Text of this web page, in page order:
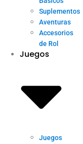
Suplementos
Aventuras
Accesorios
de Rol
Juegos
Juegos